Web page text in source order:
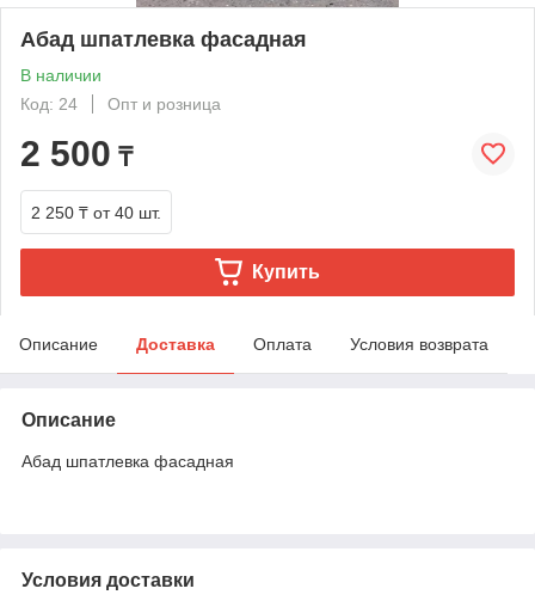
Абад шпатлевка фасадная
В наличии
Код: 24
Опт и розница
2 500 ₸
2 250 ₸ от 40 шт.
Купить
Описание Доставка Оплата Условия возврата
Описание
Абад шпатлевка фасадная
Условия доставки